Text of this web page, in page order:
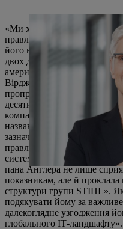
«Ми хотіли б подякувати
правління з питань
його надзвичайно успішну
двох десятиліть». Пан
американської дочірньої
Вірджинія-Біч, ще у 2002
пропрацював на посаді
десяти років у нашій
компанії. У 2011 році
назвав його «Фінансовим
зазначив Штіль. У травні
правління з питань
систем та сервісу німецької
пана Англера не лише
показникам, але й проклала
структури групи STIHL».
подякувати йому за важливе
далекоглядне узгодження
глобального ІТ-ландшафту».